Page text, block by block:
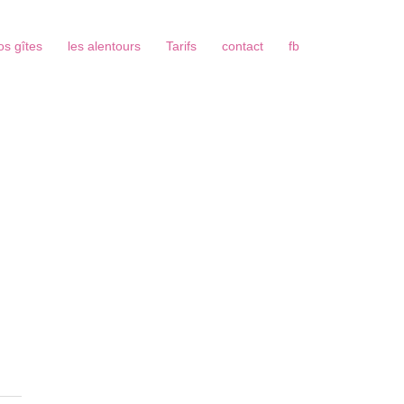
gîtes les alentours Tarifs contact fb